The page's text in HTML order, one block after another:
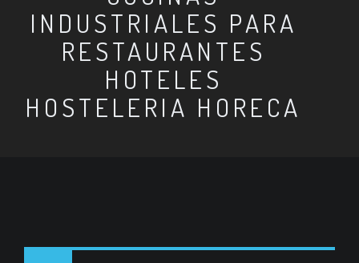
INDUSTRIALES PARA
RESTAURANTES
HOTELES
HOSTELERIA HORECA